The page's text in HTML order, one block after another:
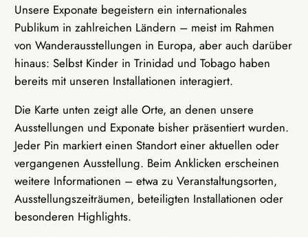
Unsere Exponate begeistern ein internationales
Publikum in zahlreichen Ländern – meist im Rahmen
von Wanderausstellungen in Europa, aber auch darüber
hinaus: Selbst Kinder in Trinidad und Tobago haben
bereits mit unseren Installationen interagiert.
Die Karte unten zeigt alle Orte, an denen unsere
Ausstellungen und Exponate bisher präsentiert wurden.
Jeder Pin markiert einen Standort einer aktuellen oder
vergangenen Ausstellung. Beim Anklicken erscheinen
weitere Informationen – etwa zu Veranstaltungsorten,
Ausstellungszeiträumen, beteiligten Installationen oder
besonderen Highlights.